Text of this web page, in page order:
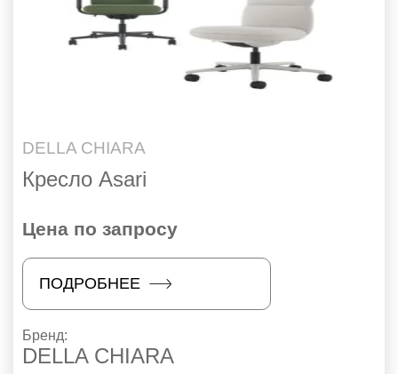
DELLA CHIARA
Кресло Asari
Цена по запросу
ПОДРОБНЕЕ
Бренд:
DELLA CHIARA